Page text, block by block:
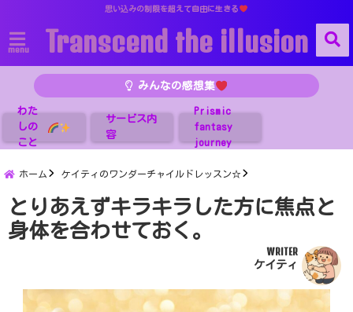
思い込みの制限を超えて自由に生きる
menu Transcend the illusion
みんなの感想集
わた
しの
こと
サービス内
容
Prismic
fantasy
journey
ホーム ケイティのワンダーチャイルドレッスン☆
とりあえずキラキラした方に焦点と
身体を合わせておく。
WRITER
ケイティ